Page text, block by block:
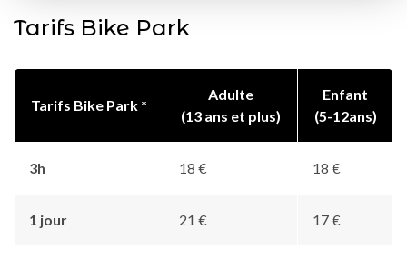
Tarifs Bike Park
Tarifs Bike Park *
Adulte
(13 ans et plus)
Enfant
(5-12ans)
3h 18 € 18 €
1 jour 21 € 17 €